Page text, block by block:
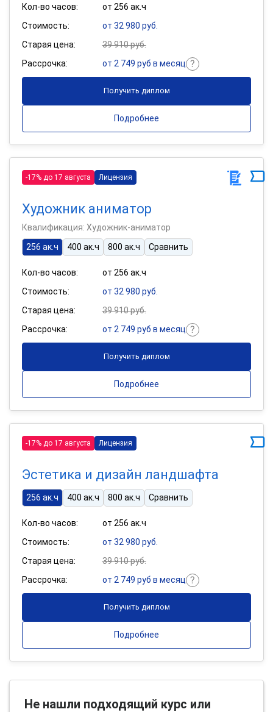
Кол-во часов:
от 256 ак.ч
Стоимость:
от 32 980 руб.
Старая цена:
39 910 руб.
Рассрочка:
от 2 749 руб в месяц
Получить диплом
Подробнее
-17% до 17 августа Лицензия
Художник аниматор
Квалификация: Художник-аниматор
256 ак.ч
400 ак.ч 800 ак.ч Сравнить
Кол-во часов:
от 256 ак.ч
Стоимость:
от 32 980 руб.
Старая цена:
39 910 руб.
Рассрочка:
от 2 749 руб в месяц
Получить диплом
Подробнее
-17% до 17 августа Лицензия
Эстетика и дизайн ландшафта
256 ак.ч 400 ак.ч 800 ак.ч Сравнить
Кол-во часов:
от 256 ак.ч
Стоимость:
от 32 980 руб.
Старая цена:
39 910 руб.
Рассрочка:
от 2 749 руб в месяц
Получить диплом
Подробнее
Не нашли подходящий курс или